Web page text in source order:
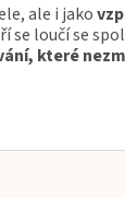
ale i jako
se loučí se
které